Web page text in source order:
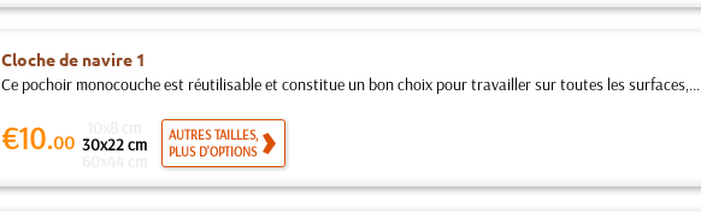
Cloche de navire 1
Ce pochoir monocouche est réutilisable et constitue un bon choix pour travailler sur toutes les surfaces,...
€10.00 30x22 cm
AUTRES TAILLES,
PLUS D'OPTIONS